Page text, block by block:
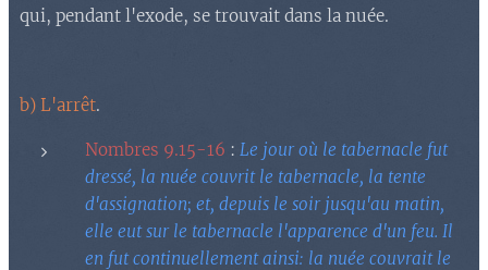
qui, pendant l'exode, se trouvait dans la nuée.
b) L'arrêt.
Nombres 9.15-16 : Le jour où le tabernacle fut
dressé, la nuée couvrit le tabernacle, la tente
d'assignation; et, depuis le soir jusqu'au matin,
elle eut sur le tabernacle l'apparence d'un feu. Il
en fut continuellement ainsi: la nuée couvrait le